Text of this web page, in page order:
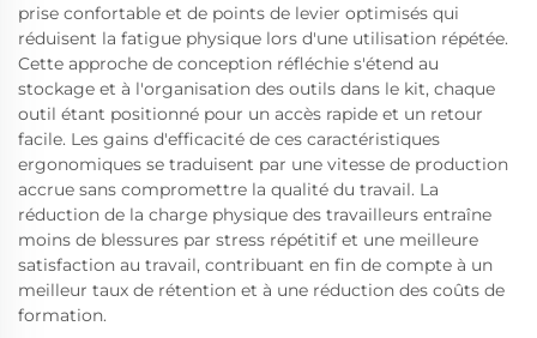
prise confortable et de points de levier optimisés qui
réduisent la fatigue physique lors d'une utilisation répétée.
Cette approche de conception réfléchie s'étend au
stockage et à l'organisation des outils dans le kit, chaque
outil étant positionné pour un accès rapide et un retour
facile. Les gains d'efficacité de ces caractéristiques
ergonomiques se traduisent par une vitesse de production
accrue sans compromettre la qualité du travail. La
réduction de la charge physique des travailleurs entraîne
moins de blessures par stress répétitif et une meilleure
satisfaction au travail, contribuant en fin de compte à un
meilleur taux de rétention et à une réduction des coûts de
formation.